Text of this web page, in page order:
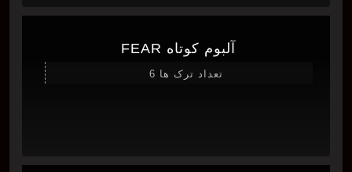
آلبوم کوتاه FEAR
تعداد ترک ها 6